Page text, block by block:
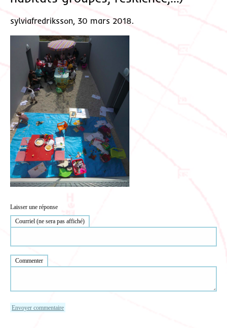
sylviafredriksson, 30 mars 2018.
Laisser une réponse
Courriel (ne sera pas affiché)
Commenter